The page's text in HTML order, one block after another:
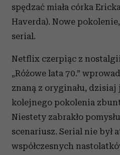
spędzać miała córka
Haverda). Nowe
serial.
Netflix czerpiąc z
„Różowe lata 70.”
znaną z oryginału,
kolejnego pokolenia
Niestety zabrakło
scenariusz. Serial nie był
współczesnych